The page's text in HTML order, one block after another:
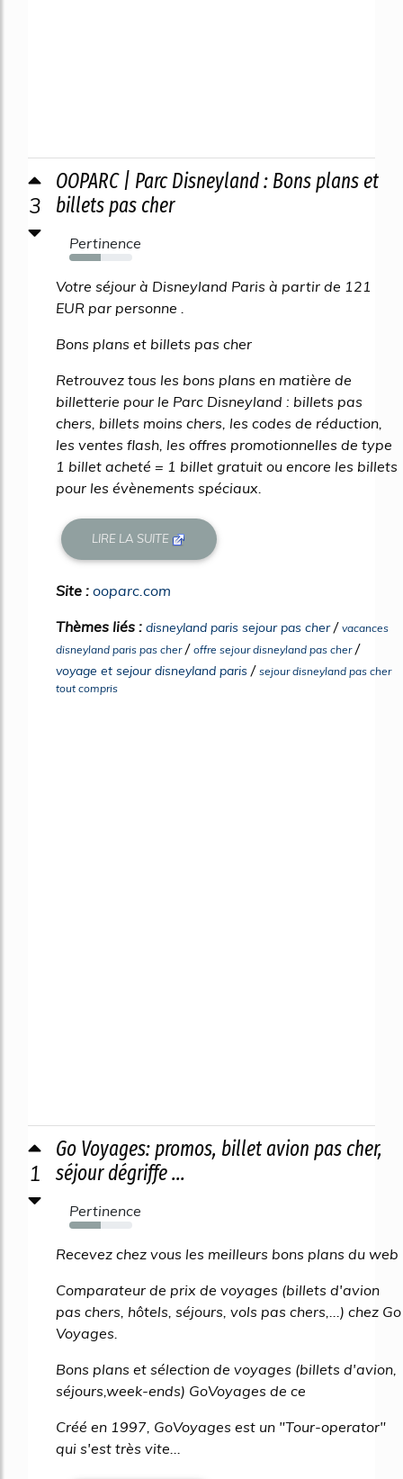
3
OOPARC | Parc Disneyland : Bons plans et
billets pas cher
Pertinence
50%
Votre séjour à Disneyland Paris à partir de 121
EUR par personne .
Bons plans et billets pas cher
Retrouvez tous les bons plans en matière de
billetterie pour le Parc Disneyland : billets pas
chers, billets moins chers, les codes de réduction,
les ventes flash, les offres promotionnelles de type
1 billet acheté = 1 billet gratuit ou encore les billets
pour les évènements spéciaux.
LIRE LA SUITE
Site : ooparc.com
Thèmes liés : disneyland paris sejour pas cher/ vacances
disneyland paris pas cher/ offre sejour disneyland pas cher/
voyage et sejour disneyland paris / sejour disneyland pas cher
tout compris
1
Go Voyages: promos, billet avion pas cher,
séjour dégriffe ...
Pertinence
50%
Recevez chez vous les meilleurs bons plans du web
Comparateur de prix de voyages (billets d'avion
pas chers, hôtels, séjours, vols pas chers,...) chez Go
Voyages.
Bons plans et sélection de voyages (billets d'avion,
séjours,week-ends) GoVoyages de ce
Créé en 1997, GoVoyages est un "Tour-operator"
qui s'est très vite...